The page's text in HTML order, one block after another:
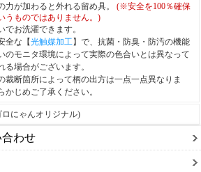
力が加わると外れる留め具。 (※安全を100％確保
うものではありません。)
でお洗濯できます。
全な【光触媒加工】で、抗菌・防臭・防汚の機能
のモニタ環境によって実際の色合いとは異なって
る場合がございます。
裁断箇所によって柄の出方は一点一点異なりま
かじめご了承ください。
ロにゃんオリジナル)
わせ